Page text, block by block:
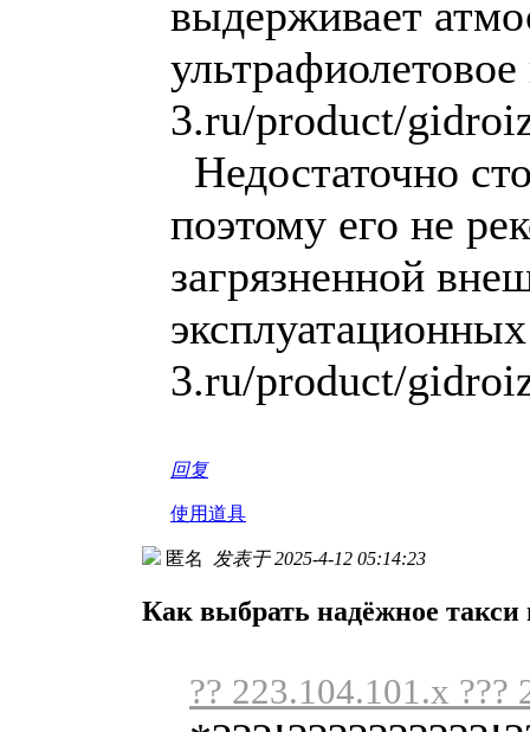
выдерживает
3.ru/product/
Недостаточно
поэтому его не
загрязненной
3.ru/product/
回复
使用道具
匿名 发表于 2025-4-12 05:14:23
Как выбрать надёжное такси
?? 223.104.101.x ???